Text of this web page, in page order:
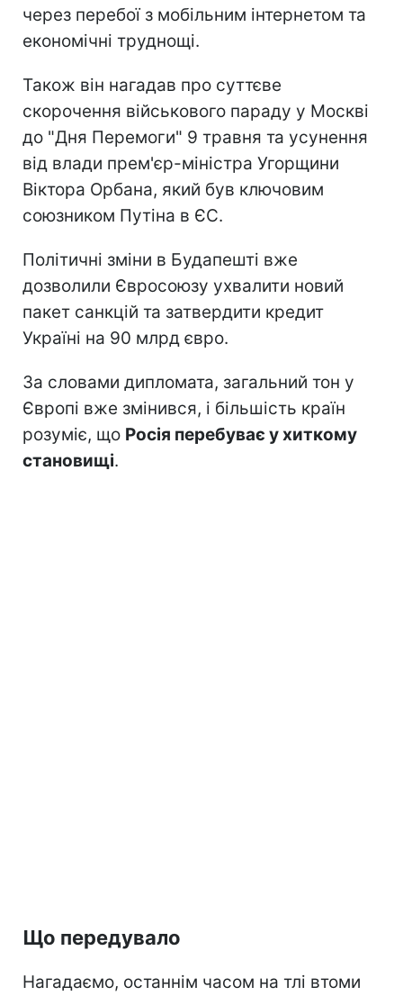
через перебої з мобільним інтернетом та
економічні труднощі.
Також він нагадав про суттєве
скорочення військового параду у Москві
до "Дня Перемоги" 9 травня та усунення
від влади прем'єр-міністра Угорщини
Віктора Орбана, який був ключовим
союзником Путіна в ЄС.
Політичні зміни в Будапешті вже
дозволили Євросоюзу ухвалити новий
пакет санкцій та затвердити кредит
Україні на 90 млрд євро.
За словами дипломата, загальний тон у
Європі вже змінився, і більшість країн
розуміє, що Росія перебуває у хиткому
становищі.
Що передувало
Нагадаємо, останнім часом на тлі втоми